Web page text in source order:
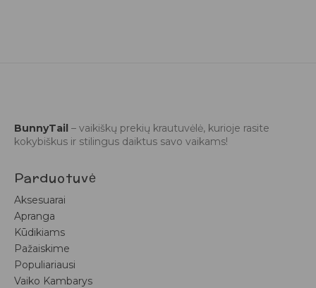
BunnyTail – vaikiškų prekių krautuvėlė, kurioje rasite
kokybiškus ir stilingus daiktus savo vaikams!
Parduotuvė
Aksesuarai
Apranga
Kūdikiams
Pažaiskime
Populiariausi
Vaiko Kambarys